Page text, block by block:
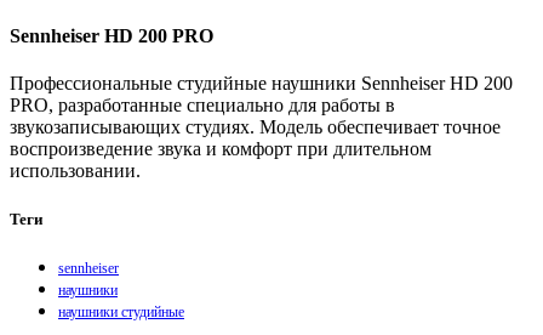
Sennheiser HD 200 PRO
Профессиональные студийные наушники Sennheiser HD 200
PRO, разработанные специально для работы в
звукозаписывающих студиях. Модель обеспечивает точное
воспроизведение звука и комфорт при длительном
использовании.
Теги
sennheiser
наушники
наушники студийные